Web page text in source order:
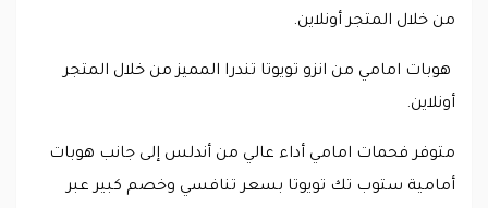
من خلال المتجر أونلاين.
هوبات امامي من انزو تويوتا تندرا المميز من خلال المتجر
أونلاين.
متوفر فحمات امامي أداء عالي من أندلس إلى جانب هوبات
أمامية ستوب تك تويوتا بسعر تنافسي وخصم كبير عبر